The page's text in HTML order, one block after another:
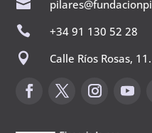


+34 91 130 52 28

Calle Ríos Rosas,